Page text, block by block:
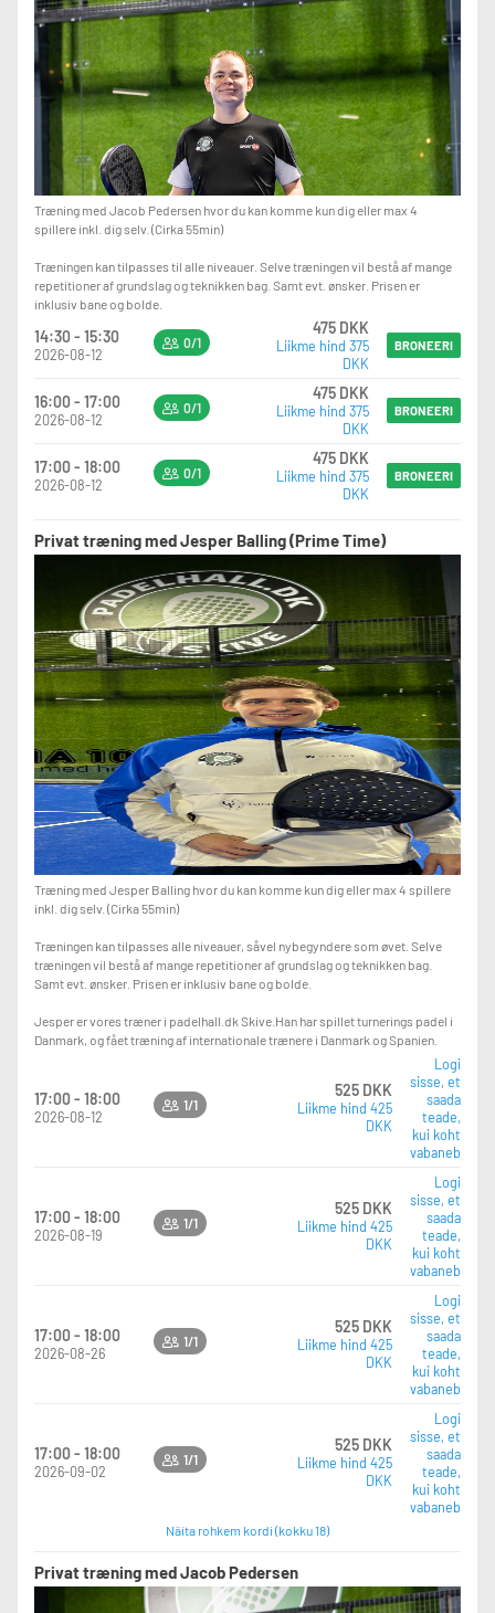
Træning med Jacob Pedersen hvor du kan komme kun dig eller max 4
spillere inkl. dig selv. (Cirka 55min)
Træningen kan tilpasses til alle niveauer. Selve træningen vil bestå af mange
repetitioner af grundslag og teknikken bag. Samt evt. ønsker. Prisen er
inklusiv bane og bolde.
14:30 - 15:30
2026-08-12
0/1
475 DKK
Liikme hind 375
DKK
BRONEERI
16:00 - 17:00
2026-08-12
0/1
475 DKK
Liikme hind 375
DKK
BRONEERI
17:00 - 18:00
2026-08-12
0/1
475 DKK
Liikme hind 375
DKK
BRONEERI
Privat træning med Jesper Balling (Prime Time)
Træning med Jesper Balling hvor du kan komme kun dig eller max 4 spillere
inkl. dig selv. (Cirka 55min)
Træningen kan tilpasses alle niveauer, såvel nybegyndere som øvet. Selve
træningen vil bestå af mange repetitioner af grundslag og teknikken bag.
Samt evt. ønsker. Prisen er inklusiv bane og bolde.
Jesper er vores træner i padelhall.dk Skive.Han har spillet turnerings padel i
Danmark, og fået træning af internationale trænere i Danmark og Spanien.
17:00 - 18:00
2026-08-12
1/1
525 DKK
Liikme hind 425
DKK
Logi
sisse, et
saada
teade,
kui koht
vabaneb
17:00 - 18:00
2026-08-19
1/1
525 DKK
Liikme hind 425
DKK
Logi
sisse, et
saada
teade,
kui koht
vabaneb
17:00 - 18:00
2026-08-26
1/1
525 DKK
Liikme hind 425
DKK
Logi
sisse, et
saada
teade,
kui koht
vabaneb
17:00 - 18:00
2026-09-02
1/1
525 DKK
Liikme hind 425
DKK
Logi
sisse, et
saada
teade,
kui koht
vabaneb
Näita rohkem kordi (kokku 18)
Privat træning med Jacob Pedersen